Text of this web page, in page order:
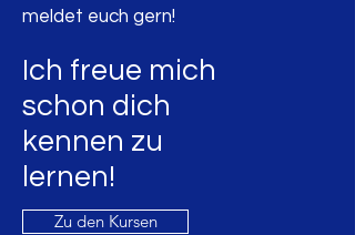
meldet euch gern!
Ich freue mich
schon dich
kennen zu
lernen!
Zu den Kursen